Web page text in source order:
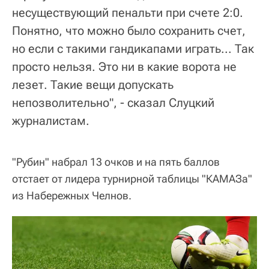
несуществующий пенальти при счете 2:0.
Понятно, что можно было сохранить счет,
но если с такими гандикапами играть... Так
просто нельзя. Это ни в какие ворота не
лезет. Такие вещи допускать
непозволительно", - сказал Слуцкий
журналистам.
"Рубин" набрал 13 очков и на пять баллов
отстает от лидера турнирной таблицы "КАМАЗа"
из Набережных Челнов.